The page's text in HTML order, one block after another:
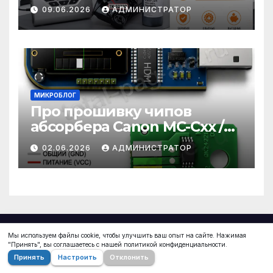
одной заправки Kyocera
09.06.2026 АДМИНИСТРАТОР
МИКРОБЛОГ
Про прошивку чипов
абсорбера Canon MC-Cxx /
MC-xx / MC-Gxx
02.06.2026 АДМИНИСТРАТОР
Узнайте всё о ремонте и обслуживании принтеров
на сайте total-page.ru. Полезные советы,
Мы используем файлы cookie, чтобы улучшить ваш опыт на сайте. Нажимая
"Принять", вы соглашаетесь с нашей политикой конфиденциальности.
Принять Настроить Отклонить